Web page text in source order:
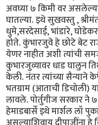
अवघ्या ७ किमी वर
घातल्या. इथे सुखवस्तु ,
धुमे,सरदेसाई, भांडारे,
होते. कुंभारजुवे हे छोटे बेट
येणर नाहीत अशी त्यांची
कुभारजुव्यावर धाड घालुन
केली. नंतर त्यांच्या सैन्याने
भतग्राम (आताची डिचोली)
लावले. पोर्तुगीज सरकार ने
हेमाडबार्से इथे मार्शल लॉ